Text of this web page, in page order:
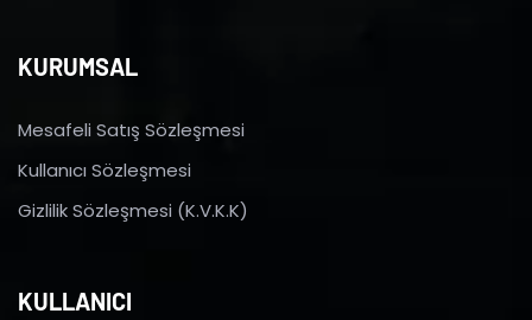
KURUMSAL
Mesafeli Satış Sözleşmesi
Kullanıcı Sözleşmesi
Gizlilik Sözleşmesi (K.V.K.K)
KULLANICI